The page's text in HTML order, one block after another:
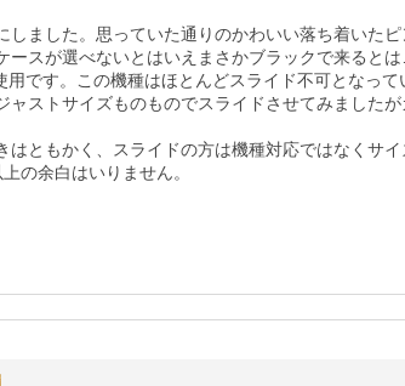
しました。思っていた通りのかわいい落ち着いたピ
ースが選べないとはいえまさかブラックで来ると
用です。この機種はほとんどスライド不可となっ
ャストサイズものものでスライドさせてみました
はともかく、スライドの方は機種対応ではなくサ
の余白はいりません。